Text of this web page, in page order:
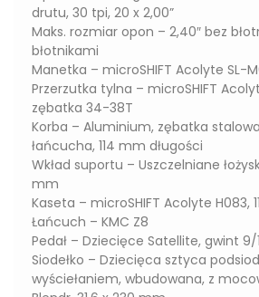
drutu, 30 tpi, 20 x 2,00”
Maks. rozmiar opon – 2,40″ bez
błotnikami
Manetka – microSHIFT Acolyte SL-
Przerzutka tylna – microSHIFT
zębatka 34-38T
Korba – Aluminium, zębatka
łańcucha, 114 mm długości
Wkład suportu – Uszczelniane
mm
Kaseta – microSHIFT Acolyte H083,
Łańcuch – KMC Z8
Pedał – Dziecięce Satellite, gwint 9/
Siodełko – Dziecięca sztyca
wyściełaniem, wbudowana, z